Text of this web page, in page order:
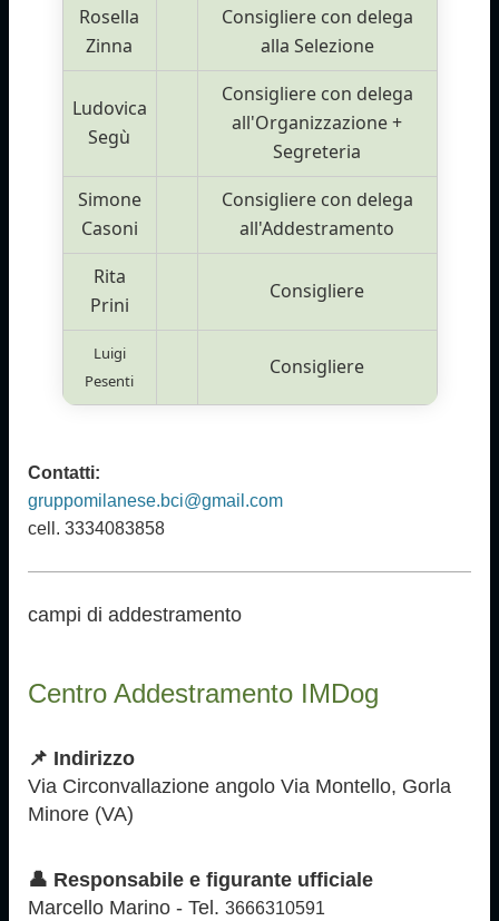
Rosella
Zinna
Consigliere con delega
alla Selezione
Ludovica
Segù
Consigliere con delega
all'Organizzazione +
Segreteria
Simone
Casoni
Consigliere con delega
all'Addestramento
Rita
Prini
Consigliere
Luigi
Pesenti
Consigliere
Contatti:
gruppomilanese.bci@gmail.com
cell. 3334083858
campi di addestramento
Centro Addestramento IMDog
📌 Indirizzo
Via Circonvallazione angolo Via Montello, Gorla
Minore (VA)
👤 Responsabile e figurante ufficiale
Marcello Marino - Tel.3666310591